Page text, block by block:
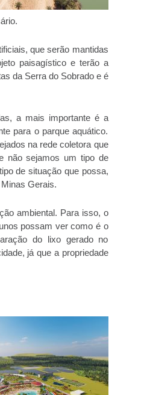
que serão mantidas
paisagístico e terão a
da Serra do Sobrado e é
a mais importante é a
para o parque aquático.
na rede coletora que
não sejamos um tipo de
de situação que possa,
Gerais.
ambiental. Para isso, o
possam ver como é o
do lixo gerado no
já que a propriedade